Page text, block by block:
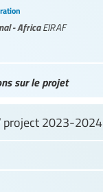
- AfricaEIRAF
sur le projet
project 2023-2024